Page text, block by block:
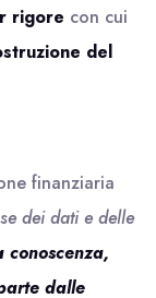
rigore con cui
del
finanziaria
dei dati e delle
conoscenza,
dalle